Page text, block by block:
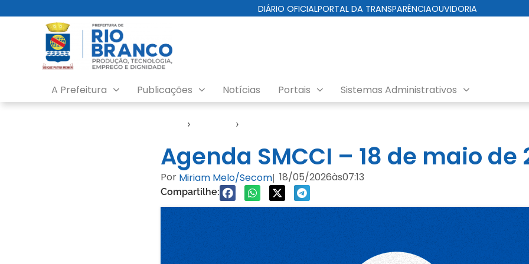
DIÁRIO OFICIALPORTAL DA TRANSPARÊNCIAOUVIDORIA
A Prefeitura Publicações Notícias Portais Sistemas Administrativos
› ›
Agenda SMCCI – 18 de maio de
Por Miriam Melo/Secom| 18/05/2026às07:13
Compartilhe: